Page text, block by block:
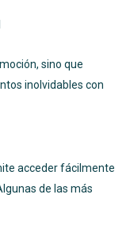
sino que
inolvidables con
acceder fácilmente
de las más